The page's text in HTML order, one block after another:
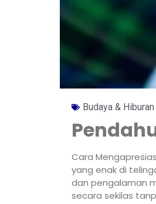
Budaya & Hiburan
Cara
yang enak di
dan pengalaman
secara sekilas